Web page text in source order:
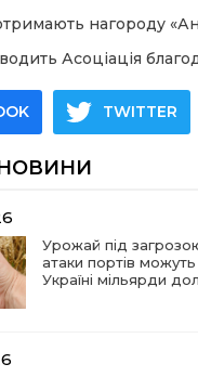
нагороду
Асоціація
TWITTER
Урожай під
атаки портів
Україні мільярди